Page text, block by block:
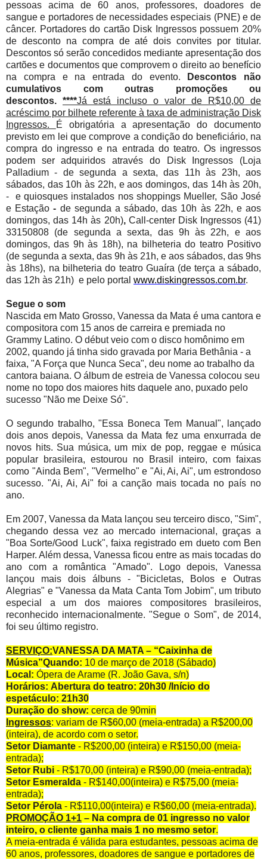
pessoas acima de 60 anos, professores, doadores de
sangue e portadores de necessidades especiais (PNE) e de
câncer. Portadores do cartão Disk Ingressos possuem 20%
de desconto na compra de até dois convites por titular.
Descontos só serão concedidos mediante apresentação dos
cartões e documentos que comprovem o direito ao benefício
na compra e na entrada do evento. Descontos não
cumulativos com outras promoções ou
descontos. ****Já está incluso o valor de R$10,00 de
acréscimo por bilhete referente à taxa de administração Disk
Ingressos.
É obrigatória a apresentação do documento
previsto em lei que comprove a condição do beneficiário, na
compra do ingresso e na entrada do teatro. Os ingressos
podem ser adquiridos através do Disk Ingressos (Loja
Palladium - de segunda a sexta, das 11h às 23h, aos
sábados, das 10h às 22h, e aos domingos, das 14h às 20h,
- e quiosques instalados nos shoppings Mueller, São José
e Estação- de segunda a sábado, das 10h às 22h, e aos
domingos, das 14h às 20h), Call-center Disk Ingressos (41)
33150808 (de segunda a sexta, das 9h às 22h, e aos
domingos, das 9h às 18h), na bilheteria do teatro Positivo
(de segunda a sexta, das 9h às 21h, e aos sábados, das 9hs
às 18hs), na bilheteria do teatro Guaíra (de terça a sábado,
das 12h às 21h) e pelo portal www.diskingressos.com.br.
Segue o som
Nascida em Mato Grosso, Vanessa da Mata é uma cantora e
compositora com 15 anos de carreira e premiada no
Grammy Latino. O début veio com o disco homônimo em
2002, quando já tinha sido gravada por Maria Bethânia - a
faixa, "A Força que Nunca Seca", deu nome ao trabalho da
cantora baiana. O álbum de estreia de Vanessa colocou seu
nome no topo dos maiores hits daquele ano, puxado pelo
sucesso "Não me Deixe Só".
O segundo trabalho, "Essa Boneca Tem Manual", lançado
dois anos depois, Vanessa da Mata fez uma enxurrada de
novos hits. Sua música, um mix de pop, reggae e música
popular brasileira, estourou no Brasil inteiro, com faixas
como "Ainda Bem", "Vermelho" e "Ai, Ai, Ai", um estrondoso
sucesso. "Ai, Ai, Ai" foi a canção mais tocada no país no
ano.
Em 2007, Vanessa da Mata lançou seu terceiro disco, "Sim",
chegando dessa vez ao mercado internacional, graças a
"Boa Sorte/Good Luck", faixa registrado em dueto com Ben
Harper. Além dessa, Vanessa ficou entre as mais tocadas do
ano com a romântica "Amado". Logo depois, Vanessa
lançou mais dois álbuns - "Bicicletas, Bolos e Outras
Alegrias" e "Vanessa da Mata Canta Tom Jobim", um tributo
especial a um dos maiores compositores brasileiros,
reconhecido internacionalmente. "Segue o Som", de 2014,
foi seu último registro.
SERVIÇO:VANESSA DA MATA – “Caixinha de
Música”Quando: 10 de março de 2018 (Sábado)
Local: Ópera de Arame (R. João Gava, s/n)
Horários: Abertura do teatro: 20h30 /Início do
espetáculo: 21h30
Duração do show: cerca de 90min
Ingressos: variam de R$60,00 (meia-entrada) a R$200,00
(inteira), de acordo com o setor.
Setor Diamante - R$200,00 (inteira) e R$150,00 (meia-
entrada);
Setor Rubi - R$170,00 (inteira) e R$90,00 (meia-entrada);
Setor Esmeralda - R$140,00(inteira) e R$75,00 (meia-
entrada);
Setor Pérola - R$110,00(inteira) e R$60,00 (meia-entrada).
PROMOÇÃO 1+1 – Na compra de 01 ingresso no valor
inteiro, o cliente ganha mais 1 no mesmo setor.
A meia-entrada é válida para estudantes, pessoas acima de
60 anos, professores, doadores de sangue e portadores de